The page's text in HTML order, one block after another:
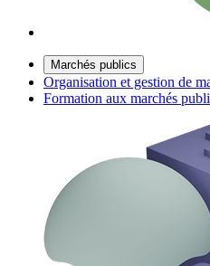
Marchés publics
Organisation et gestion de
Formation aux marchés